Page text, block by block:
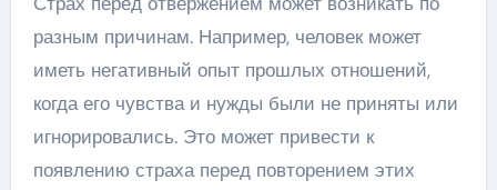
разным причинам. Например, человек может
иметь негативный опыт прошлых отношений,
когда его чувства и нужды были не приняты или
игнорировались. Это может привести к
появлению страха перед повторением этих